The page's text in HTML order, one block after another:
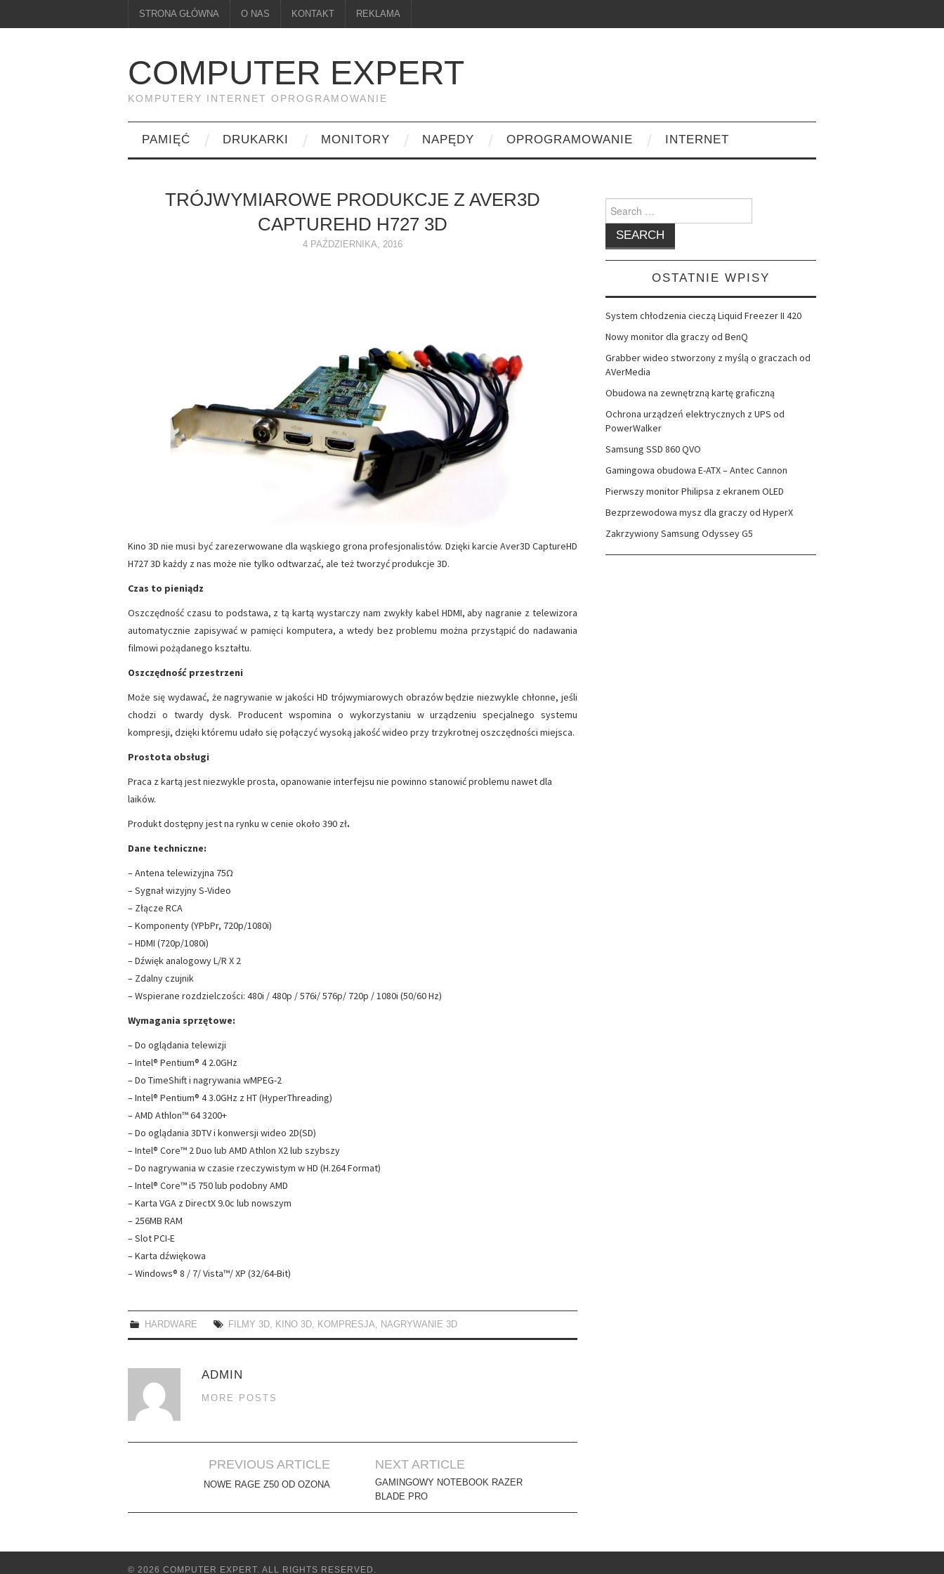
STRONA GŁÓWNA O NAS KONTAKT REKLAMA
COMPUTER EXPERT
KOMPUTERY INTERNET OPROGRAMOWANIE
PAMIĘĆ DRUKARKI MONITORY NAPĘDY OPROGRAMOWANIE INTERNET
TRÓJWYMIAROWE PRODUKCJE Z AVER3D
CAPTUREHD H727 3D
4 PAŹDZIERNIKA, 2016
Kino 3D nie musi być zarezerwowane dla wąskiego grona profesjonalistów. Dzięki karcie Aver3D CaptureHD
H727 3D każdy z nas może nie tylko odtwarzać, ale też tworzyć produkcje 3D.
Czas to pieniądz
Oszczędność czasu to podstawa, z tą kartą wystarczy nam zwykły kabel HDMI, aby nagranie z telewizora
automatycznie zapisywać w pamięci komputera, a wtedy bez problemu można przystąpić do nadawania
filmowi pożądanego kształtu.
Oszczędność przestrzeni
Może się wydawać, że nagrywanie w jakości HD trójwymiarowych obrazów będzie niezwykle chłonne, jeśli
chodzi o twardy dysk. Producent wspomina o wykorzystaniu w urządzeniu specjalnego systemu
kompresji, dzięki któremu udało się połączyć wysoką jakość wideo przy trzykrotnej oszczędności miejsca.
Prostota obsługi
Praca z kartą jest niezwykle prosta, opanowanie interfejsu nie powinno stanowić problemu nawet dla
laików.
Produkt dostępny jest na rynku w cenie około 390 zł.
Dane techniczne:
– Antena telewizyjna 75Ω
– Sygnał wizyjny S-Video
– Złącze RCA
– Komponenty (YPbPr, 720p/1080i)
– HDMI (720p/1080i)
– Dźwięk analogowy L/R X 2
– Zdalny czujnik
– Wspierane rozdzielczości: 480i / 480p / 576i/ 576p/ 720p / 1080i (50/60 Hz)
Wymagania sprzętowe:
– Do oglądania telewizji
– Intel® Pentium® 4 2.0GHz
– Do TimeShift i nagrywania wMPEG-2
– Intel® Pentium® 4 3.0GHz z HT (HyperThreading)
– AMD Athlon™ 64 3200+
– Do oglądania 3DTV i konwersji wideo 2D(SD)
– Intel® Core™ 2 Duo lub AMD Athlon X2 lub szybszy
– Do nagrywania w czasie rzeczywistym w HD (H.264 Format)
– Intel® Core™ i5 750 lub podobny AMD
– Karta VGA z DirectX 9.0c lub nowszym
– 256MB RAM
– Slot PCI-E
– Karta dźwiękowa
– Windows® 8 / 7/ Vista™/ XP (32/64-Bit)
HARDWARE FILMY 3D, KINO 3D, KOMPRESJA, NAGRYWANIE 3D
ADMIN
MORE POSTS
navigation
PREVIOUS ARTICLE
NOWE RAGE Z50 OD OZONA
NEXT ARTICLE
GAMINGOWY NOTEBOOK RAZER
BLADE PRO
Search
for:
OSTATNIE WPISY
System chłodzenia cieczą Liquid Freezer II 420
Nowy monitor dla graczy od BenQ
Grabber wideo stworzony z myślą o graczach od
AVerMedia
Obudowa na zewnętrzną kartę graficzną
Ochrona urządzeń elektrycznych z UPS od
PowerWalker
Samsung SSD 860 QVO
Gamingowa obudowa E-ATX – Antec Cannon
Pierwszy monitor Philipsa z ekranem OLED
Bezprzewodowa mysz dla graczy od HyperX
Zakrzywiony Samsung Odyssey G5
© 2026 COMPUTER EXPERT. ALL RIGHTS RESERVED.